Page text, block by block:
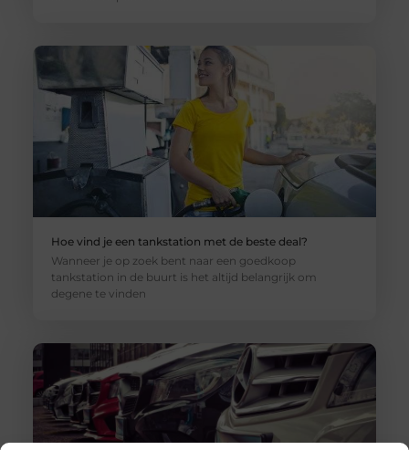
Hoe vind je een tankstation met de beste deal?
Wanneer je op zoek bent naar een goedkoop
tankstation in de buurt is het altijd belangrijk om
degene te vinden